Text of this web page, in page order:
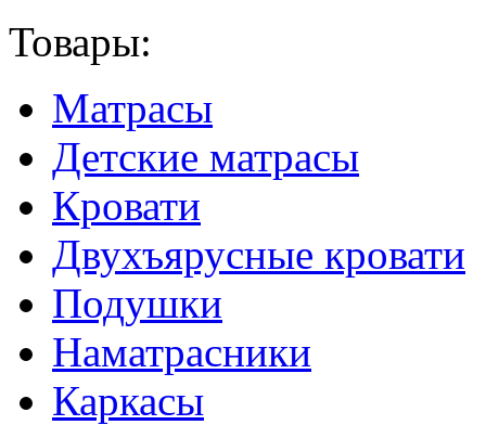
Товары:
Матрасы
Детские матрасы
Кровати
Двухъярусные кровати
Подушки
Наматрасники
Каркасы